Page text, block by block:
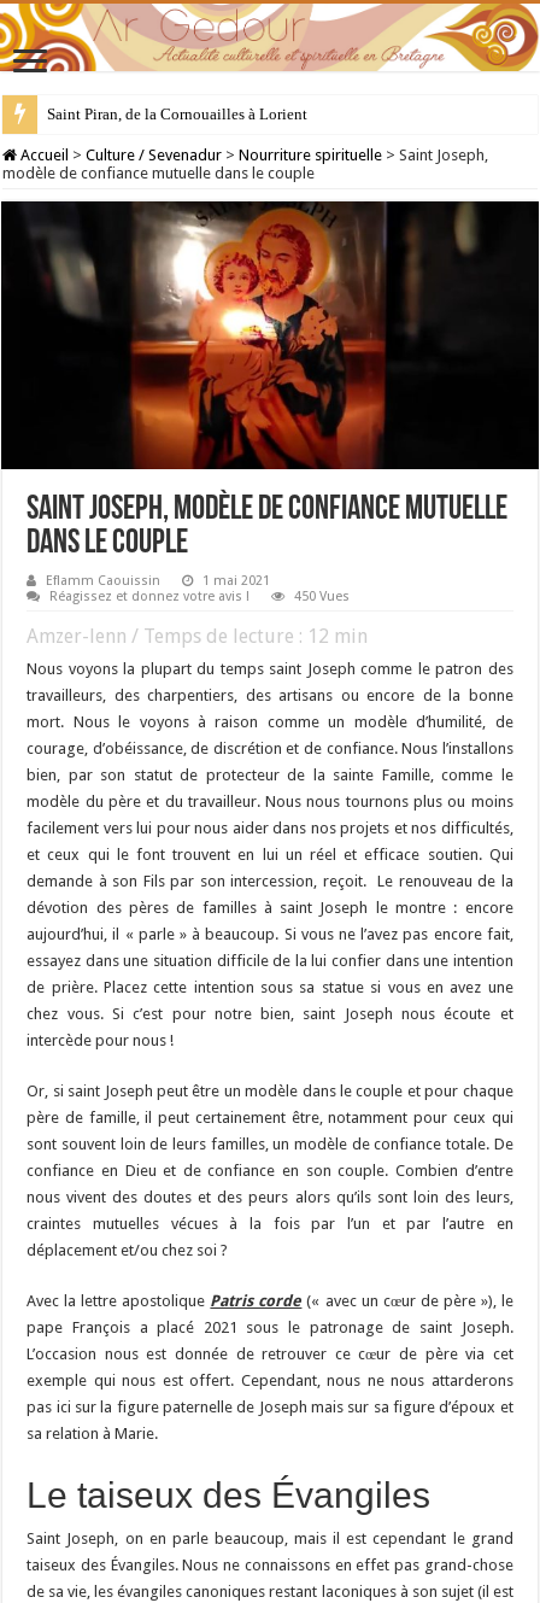
28 juillet : Saint Samson de Dol, père de la Bretagne chrétienne
Accueil > Culture / Sevenadur > Nourriture spirituelle > Saint Joseph,
modèle de confiance mutuelle dans le couple
Saint Joseph, modèle de confiance mutuelle
dans le couple
Eflamm Caouissin
1 mai 2021
Réagissez et donnez votre avis !
450 Vues
Amzer-lenn / Temps de lecture : 12 min
Nous voyons la plupart du temps saint Joseph comme le patron des
travailleurs, des charpentiers, des artisans ou encore de la bonne
mort. Nous le voyons à raison comme un modèle d’humilité, de
courage, d’obéissance, de discrétion et de confiance. Nous l’installons
bien, par son statut de protecteur de la sainte Famille, comme le
modèle du père et du travailleur. Nous nous tournons plus ou moins
facilement vers lui pour nous aider dans nos projets et nos difficultés,
et ceux qui le font trouvent en lui un réel et efficace soutien. Qui
demande à son Fils par son intercession, reçoit. Le renouveau de la
dévotion des pères de familles à saint Joseph le montre : encore
aujourd’hui, il « parle » à beaucoup. Si vous ne l’avez pas encore fait,
essayez dans une situation difficile de la lui confier dans une intention
de prière. Placez cette intention sous sa statue si vous en avez une
chez vous. Si c’est pour notre bien, saint Joseph nous écoute et
intercède pour nous !
Or, si saint Joseph peut être un modèle dans le couple et pour chaque
père de famille, il peut certainement être, notamment pour ceux qui
sont souvent loin de leurs familles, un modèle de confiance totale. De
confiance en Dieu et de confiance en son couple. Combien d’entre
nous vivent des doutes et des peurs alors qu’ils sont loin des leurs,
craintes mutuelles vécues à la fois par l’un et par l’autre en
déplacement et/ou chez soi ?
Avec la lettre apostolique Patris corde (« avec un cœur de père »), le
pape François a placé 2021 sous le patronage de saint Joseph.
L’occasion nous est donnée de retrouver ce cœur de père via cet
exemple qui nous est offert. Cependant, nous ne nous attarderons
pas ici sur la figure paternelle de Joseph mais sur sa figure d’époux et
sa relation à Marie.
Le taiseux des Évangiles
Saint Joseph, on en parle beaucoup, mais il est cependant le grand
taiseux des Évangiles. Nous ne connaissons en effet pas grand-chose
de sa vie, les évangiles canoniques restant laconiques à son sujet (il est